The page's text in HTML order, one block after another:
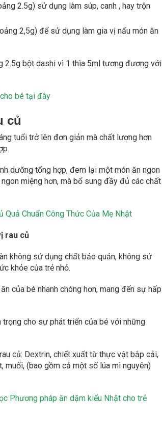
2.5g) sử dụng làm súp, canh , hay trộn
2,5g) để sử dụng làm gia vị nấu món ăn
2.5g bột dashi vì 1 thìa 5ml tương đương với
bé tại đây
củ
tuổi trở lên đơn giản mà chất lượng hơn
dưỡng tổng hợp, đem lại một món ăn ngon
miệng hơn, mà bổ sung đầy đủ các chất
Quả Chuẩn Công Thức Của Mẹ Nhật
rau củ
không sử dụng chất bảo quản, không sử
khỏe của trẻ nhỏ.
của bé nhanh chóng hơn, mang đến sự hấp
cho sự phát triển của bé với những
củ: Dextrin, chiết xuất từ thực vật bắp cải,
muối, (bao gồm cả một số lúa mì nguyên)
Phương pháp ăn dặm kiểu Nhật cho trẻ